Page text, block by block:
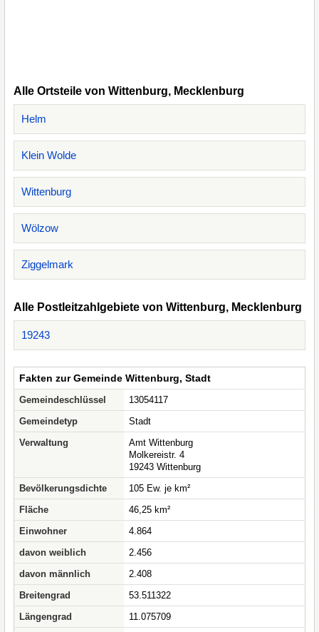
Alle Ortsteile von Wittenburg, Mecklenburg
Helm
Klein Wolde
Wittenburg
Wölzow
Ziggelmark
Alle Postleitzahlgebiete von Wittenburg, Mecklenburg
19243
Fakten zur Gemeinde Wittenburg, Stadt
Gemeindeschlüssel
13054117
Gemeindetyp
Stadt
Verwaltung
Amt Wittenburg
Molkereistr. 4
19243 Wittenburg
Bevölkerungsdichte
105 Ew. je km²
Fläche
46,25 km²
Einwohner
4.864
davon weiblich
2.456
davon männlich
2.408
Breitengrad
53.511322
Längengrad
11.075709